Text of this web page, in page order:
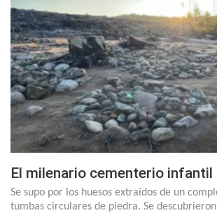
El milenario cementerio infantil
Se supo por los huesos extraídos de un
tumbas circulares de piedra. Se